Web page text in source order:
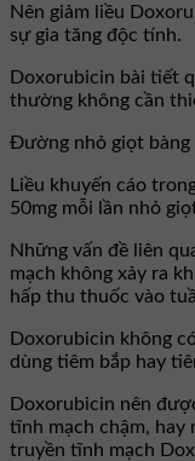
Nên giảm liều
sự gia tăng độc tính.
Doxorubicin bài tiết
thường không cần
Ðường nhỏ giọt bàng
Liều khuyến cáo
50mg mỗi lần nhỏ
Những vấn đề liên
mạch không xảy ra
hấp thu thuốc vào
Doxorubicin không
dùng tiêm bắp hay
Doxorubicin nên
tĩnh mạch chậm, hay
truyền tĩnh mạch